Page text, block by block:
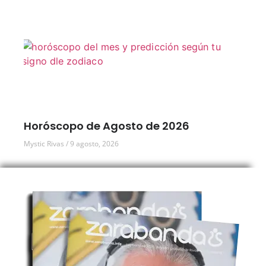
Horóscopo de Agosto de 2026
Mystic Rivas 9 agosto, 2026